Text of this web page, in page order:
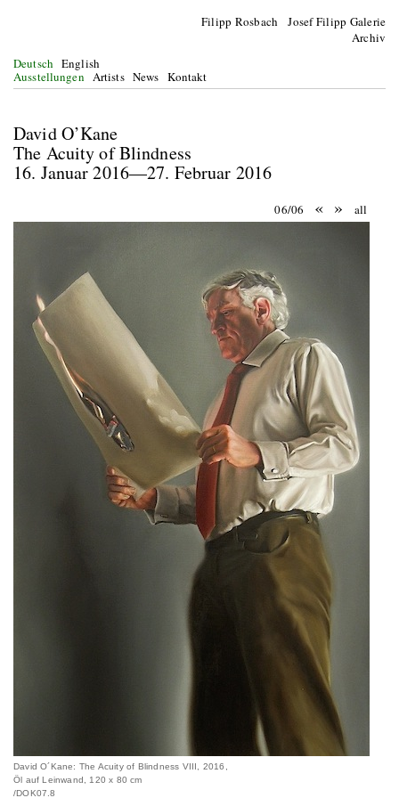
Filipp Rosbach Josef Filipp Galerie
Archiv
Deutsch English
Ausstellungen Artists News Kontakt
David O’Kane
The Acuity of Blindness
16. Januar 2016—27. Februar 2016
06/06 « » all
David O´Kane: The Acuity of Blindness VIII, 2016,
Öl auf Leinwand, 120 x 80 cm
/DOK07.8